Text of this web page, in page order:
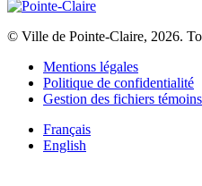
© Ville de Pointe-Claire, 2026.
Mentions légales
Politique de confidentialité
Gestion des fichiers
Français
English